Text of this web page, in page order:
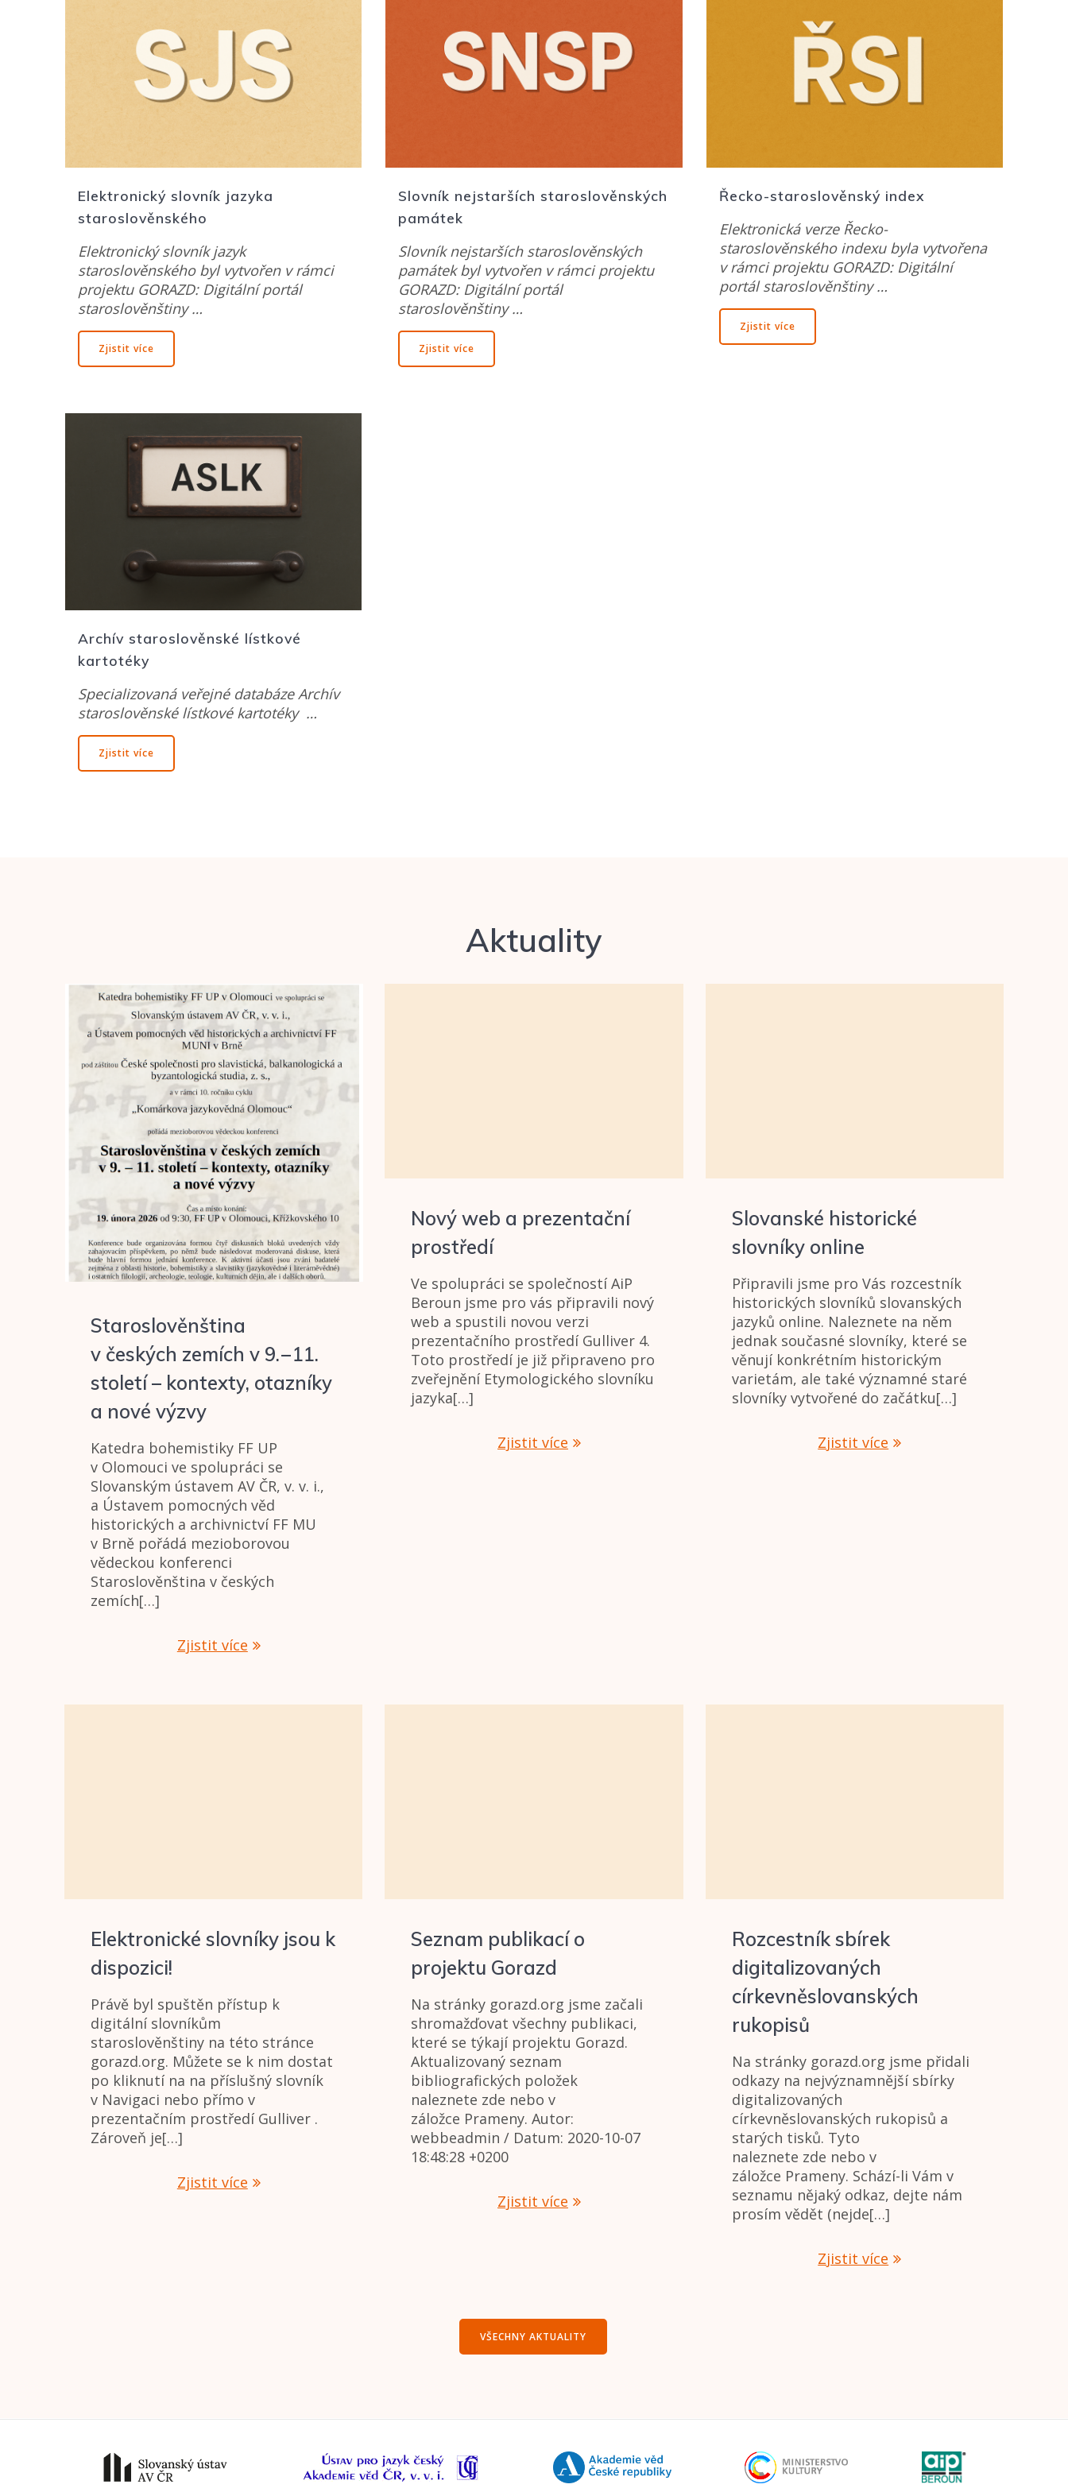
Elektronický slovník jazyka
staroslověnského
Elektronický slovník jazyk
staroslověnského byl vytvořen v rámci
projektu GORAZD: Digitální portál
staroslověnštiny …
Zjistit více
Slovník nejstarších staroslověnských
památek
Slovník nejstarších staroslověnských
památek byl vytvořen v rámci projektu
GORAZD: Digitální portál
staroslověnštiny …
Zjistit více
Řecko-staroslověnský index
Elektronická verze Řecko-
staroslověnského indexu byla vytvořena
v rámci projektu GORAZD: Digitální
portál staroslověnštiny …
Zjistit více
Archív staroslověnské lístkové
kartotéky
Specializovaná veřejné databáze Archív
staroslověnské lístkové kartotéky …
Zjistit více
Aktuality
Staroslověnština
v českých zemích v 9. – 11.
století – kontexty, otazníky
a nové výzvy
Katedra bohemistiky FF UP
v Olomouci ve spolupráci se
Slovanským ústavem AV ČR, v. v. i.,
a Ústavem pomocných věd
historických a archivnictví FF MU
v Brně pořádá mezioborovou
vědeckou konferenci
Staroslověnština v českých
zemích[…]
Zjistit více
Nový web a prezentační
prostředí
Ve spolupráci se společností AiP
Beroun jsme pro vás připravili nový
web a spustili novou verzi
prezentačního prostředí Gulliver 4.
Toto prostředí je již připraveno pro
zveřejnění Etymologického slovníku
jazyka[…]
Zjistit více
Slovanské historické
slovníky online
Připravili jsme pro Vás rozcestník
historických slovníků slovanských
jazyků online. Naleznete na něm
jednak současné slovníky, které se
věnují konkrétním historickým
varietám, ale také významné staré
slovníky vytvořené do začátku[…]
Zjistit více
Elektronické slovníky jsou k
dispozici!
Právě byl spuštěn přístup k
digitální slovníkům
staroslověnštiny na této stránce
gorazd.org. Můžete se k nim dostat
po kliknutí na na příslušný slovník
v Navigaci nebo přímo v
prezentačním prostředí Gulliver .
Zároveň je[…]
Zjistit více
Seznam publikací o
projektu Gorazd
Na stránky gorazd.org jsme začali
shromažďovat všechny publikaci,
které se týkají projektu Gorazd.
Aktualizovaný seznam
bibliografických položek
naleznete zde nebo v
záložce Prameny. Autor:
webbeadmin / Datum: 2020-10-07
18:48:28 +0200
Zjistit více
Rozcestník sbírek
digitalizovaných
církevněslovanských
rukopisů
Na stránky gorazd.org jsme přidali
odkazy na nejvýznamnější sbírky
digitalizovaných
církevněslovanských rukopisů a
starých tisků. Tyto
naleznete zde nebo v
záložce Prameny. Schází-li Vám v
seznamu nějaký odkaz, dejte nám
prosím vědět (nejde[…]
Zjistit více
VŠECHNY AKTUALITY